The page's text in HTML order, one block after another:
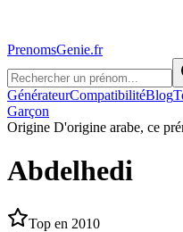
PrenomsGenie.fr
GénérateurCompatibilitéBlog
Garçon
Origine D'origine arabe, ce
Abdelhedi
Top en 2010